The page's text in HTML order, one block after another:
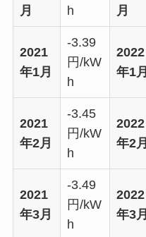
月
h
月
2021
年1月
-3.39
円/kW
h
2022
年1月
2021
年2月
-3.45
円/kW
h
2022
年2月
2021
年3月
-3.49
円/kW
h
2022
年3月